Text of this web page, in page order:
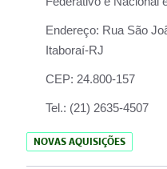
Endereço: Rua São
Itaboraí-RJ
CEP: 24.800-157
Tel.: (21) 2635-4507
NOVAS AQUISIÇÕES